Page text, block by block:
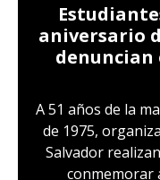
aniversario
A 51 años de la
de 1975,
Salvador
conmemorar